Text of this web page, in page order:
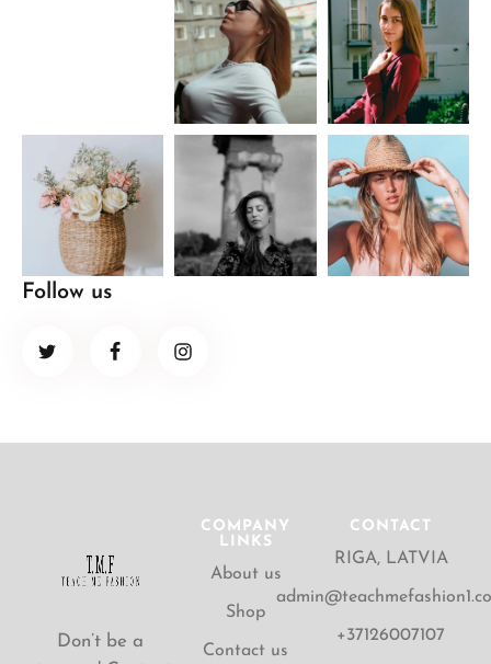
Follow us
Don’t be a
COMPANY
LINKS
About us
Shop
Contact us
CONTACT
RIGA, LATVIA
+37126007107